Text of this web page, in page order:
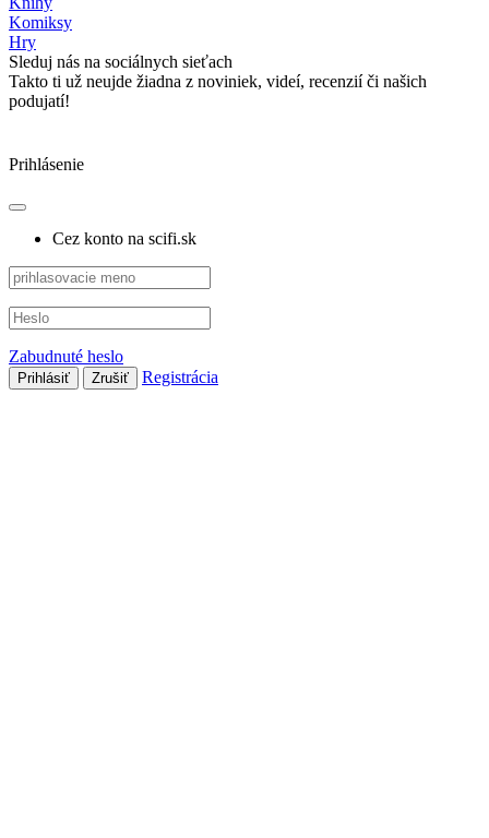
Komiksy
Hry
Sleduj nás na sociálnych sieťach
Takto ti už neujde žiadna z noviniek, videí, recenzií či našich
podujatí!
Prihlásenie
Cez konto na scifi.sk
Zabudnuté heslo
Prihlásiť Zrušiť Registrácia